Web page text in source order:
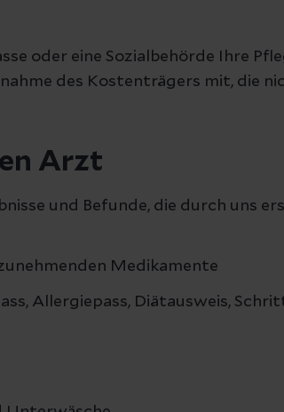
oder eine Sozialbehörde Ihre
des Kostenträgers mit, die
Arzt
und Befunde, die durch uns
Medikamente
Allergiepass, Diätausweis,